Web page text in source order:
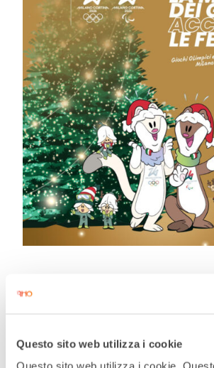
Questo sito web utilizza i cookie
DATA